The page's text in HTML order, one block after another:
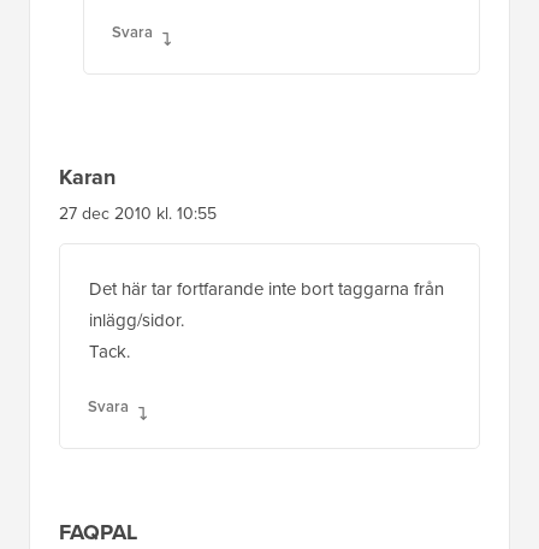
Svara
Karan
27 dec 2010 kl. 10:55
Det här tar fortfarande inte bort taggarna från
inlägg/sidor.
Tack.
Svara
FAQPAL